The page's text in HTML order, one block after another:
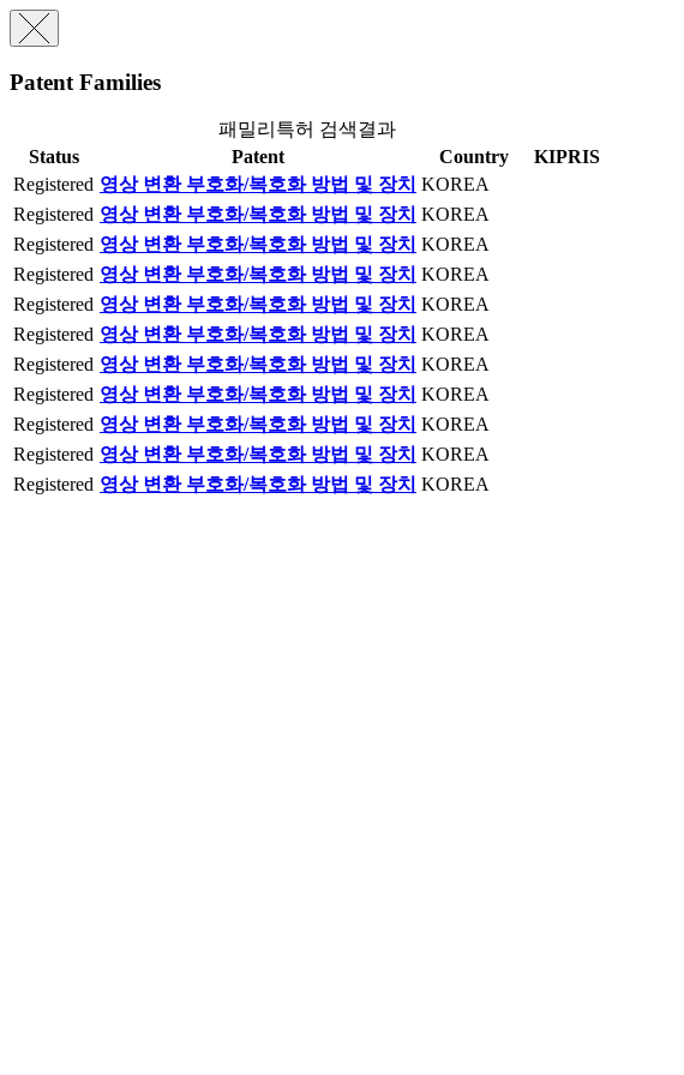
Patent Families
패밀리특허 검색결과
Status
Patent Country
KIPRIS
Registered 영상 변환 부호화/복호화 방법 및 장치 KOREA
Registered 영상 변환 부호화/복호화 방법 및 장치 KOREA
Registered 영상 변환 부호화/복호화 방법 및 장치 KOREA
Registered 영상 변환 부호화/복호화 방법 및 장치 KOREA
Registered 영상 변환 부호화/복호화 방법 및 장치 KOREA
Registered 영상 변환 부호화/복호화 방법 및 장치 KOREA
Registered 영상 변환 부호화/복호화 방법 및 장치 KOREA
Registered 영상 변환 부호화/복호화 방법 및 장치 KOREA
Registered 영상 변환 부호화/복호화 방법 및 장치 KOREA
Registered 영상 변환 부호화/복호화 방법 및 장치 KOREA
Registered 영상 변환 부호화/복호화 방법 및 장치 KOREA